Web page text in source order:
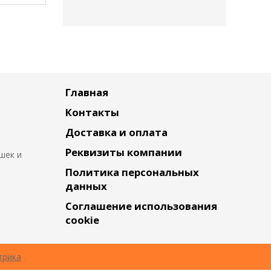
и
Главная
Контакты
Доставка и оплата
Реквизиты компании
Политика персональных
данных
Соглашение использования
cookie